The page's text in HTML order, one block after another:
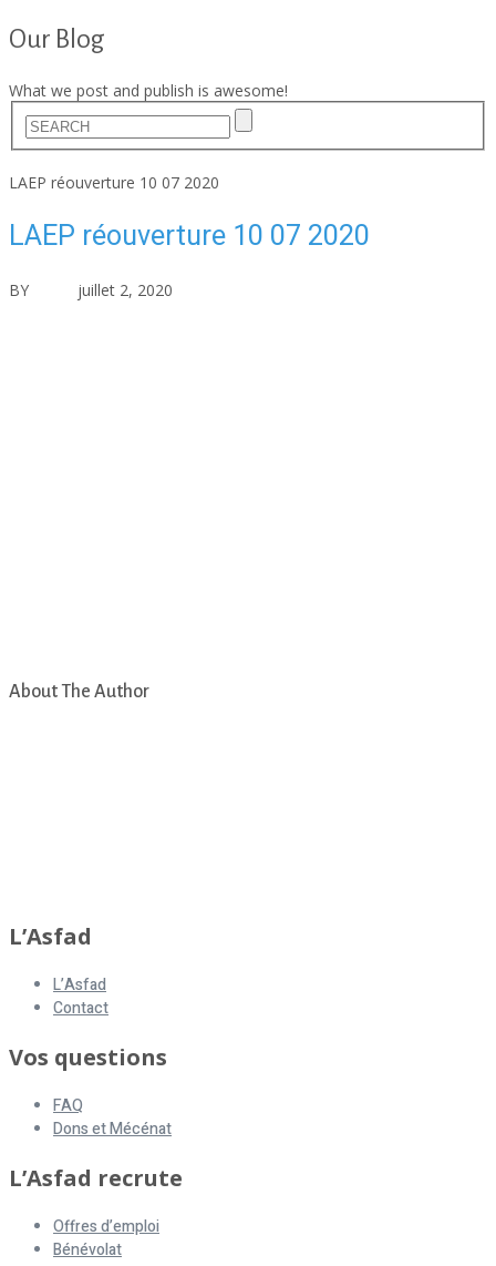
Our Blog
What we post and publish is awesome!
LAEP réouverture 10 07 2020
LAEP réouverture 10 07 2020
BY juillet 2, 2020
About The Author
L’Asfad
L’Asfad
Contact
Vos questions
FAQ
Dons et Mécénat
L’Asfad recrute
Offres d’emploi
Bénévolat